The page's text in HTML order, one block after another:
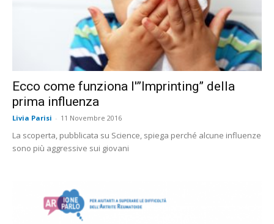
Ecco come funziona l'”Imprinting” della
prima influenza
Livia Parisi - 11 Novembre 2016
La scoperta, pubblicata su Science, spiega perché alcune influenze
sono più aggressive sui giovani